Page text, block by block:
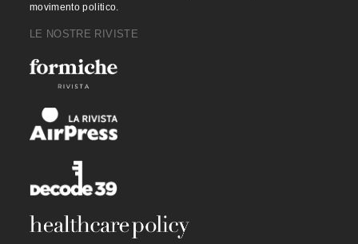
movimento politico.
LE NOSTRE RIVISTE